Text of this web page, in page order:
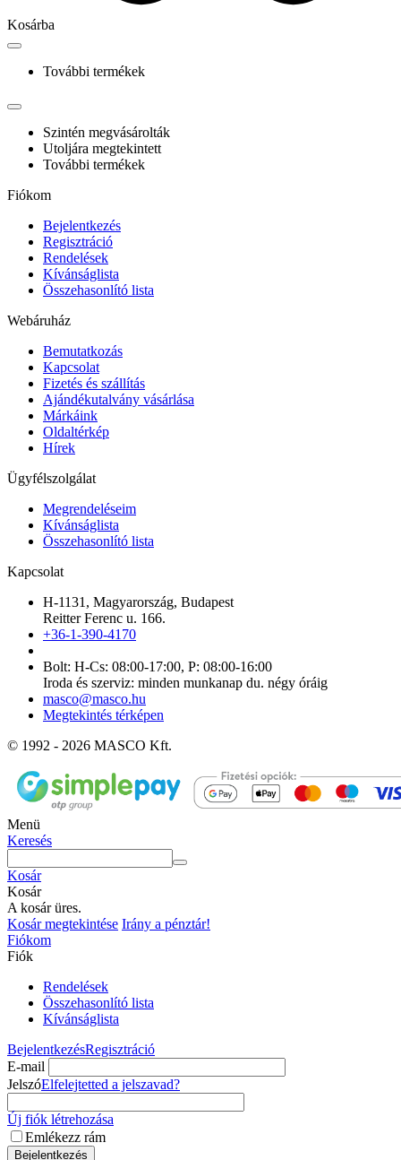
Kosárba
További termékek
Szintén megvásárolták
Utoljára megtekintett
További termékek
Fiókom
Bejelentkezés
Regisztráció
Rendelések
Kívánságlista
Összehasonlító lista
Webáruház
Bemutatkozás
Kapcsolat
Fizetés és szállítás
Ajándékutalvány vásárlása
Márkáink
Oldaltérkép
Hírek
Ügyfélszolgálat
Megrendeléseim
Kívánságlista
Összehasonlító lista
Kapcsolat
H-1131, Magyarország, Budapest
Reitter Ferenc u. 166.
+36-1-390-4170
Bolt: H-Cs: 08:00-17:00, P: 08:00-16:00
Iroda és szerviz: minden munkanap du. négy óráig
masco@masco.hu
Megtekintés térképen
© 1992 - 2026 MASCO Kft.
Menü
Keresés
Kosár
Kosár
A kosár üres.
Kosár megtekintése Irány a pénztár!
Fiókom
Fiók
Rendelések
Összehasonlító lista
Kívánságlista
BejelentkezésRegisztráció
E-mail
JelszóElfelejtetted a jelszavad?
Új fiók létrehozása
Emlékezz rám
Bejelentkezés